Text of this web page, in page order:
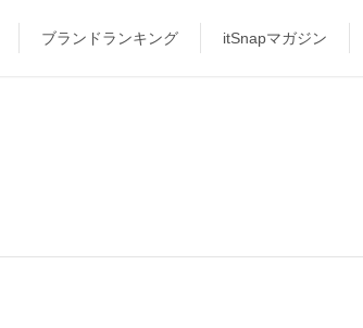
ブランドランキング itSnapマガジン